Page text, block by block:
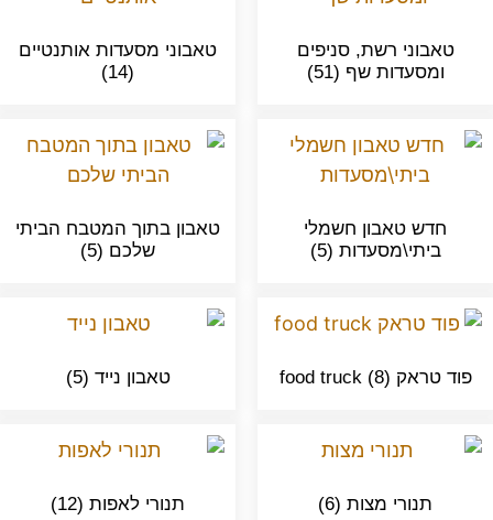
טאבוני רשת, סניפים
ומסעדות שף (51)
טאבוני מסעדות אותנטיים
(14)
חדש טאבון חשמלי
ביתי\מסעדות (5)
טאבון בתוך המטבח הביתי
שלכם (5)
פוד טראק food truck (8) טאבון נייד (5)
תנורי מצות (6) תנורי לאפות (12)